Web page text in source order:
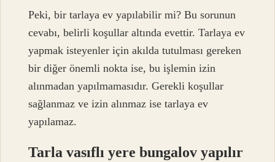
Peki, bir tarlaya ev yapılabilir mi? Bu sorunun
cevabı, belirli koşullar altında evettir. Tarlaya ev
yapmak isteyenler için akılda tutulması gereken
bir diğer önemli nokta ise, bu işlemin izin
alınmadan yapılmamasıdır. Gerekli koşullar
sağlanmaz ve izin alınmaz ise tarlaya ev
yapılamaz.
Tarla vasıflı yere bungalov yapılır